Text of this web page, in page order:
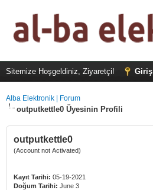
Sitemize Hoşgeldiniz, Ziyaretçi! Giriş
Alba Elektronik | Forum
outputkettle0 Üyesinin Profili
outputkettle0
(Account not Activated)
Kayıt Tarihi: 05-19-2021
Doğum Tarihi: June 3